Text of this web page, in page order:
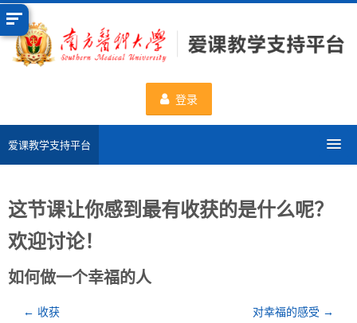
跳
到
登录
爱课教学支持平台
数据统计
一流课程
这节课让你感到最有收获的是什么呢？
欢迎讨论！
如何做一个幸福的人
← 收获 对幸福的感受 →